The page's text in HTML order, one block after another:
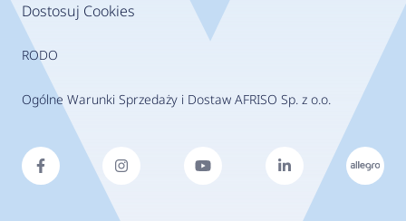
Dostosuj Cookies
RODO
Ogólne Warunki Sprzedaży i Dostaw AFRISO Sp. z o.o.